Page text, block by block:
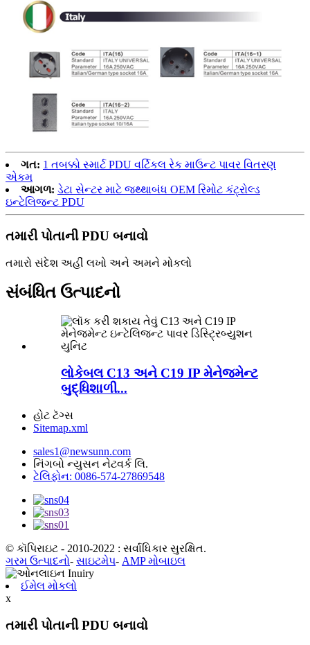
ગત: 1 તબક્કો સ્માર્ટ PDU વર્ટિકલ રેક માઉન્ટ પાવર વિતરણ
એકમ
આગળ: ડેટા સેન્ટર માટે જથ્થાબંધ OEM રિમોટ કંટ્રોલ્ડ
ઇન્ટેલિજન્ટ PDU
તમારી પોતાની PDU બનાવો
તમારો સંદેશ અહીં લખો અને અમને મોકલો
સંબંધિત ઉત્પાદનો
લોકેબલ C13 અને C19 IP મેનેજમેન્ટ
બુદ્ધિશાળી...
હોટ ટૅગ્સ
Sitemap.xml
sales1@newsunn.com
નિંગબો ન્યુસન નેટવર્ક લિ.
ટેલિફોન: 0086-574-27869548
© કૉપિરાઇટ - 2010-2022 : સર્વાધિકાર સુરક્ષિત.
ગરમ ઉત્પાદનો- સાઇટમેપ- AMP મોબાઇલ
ઈમેલ મોકલો
x
તમારી પોતાની PDU બનાવો